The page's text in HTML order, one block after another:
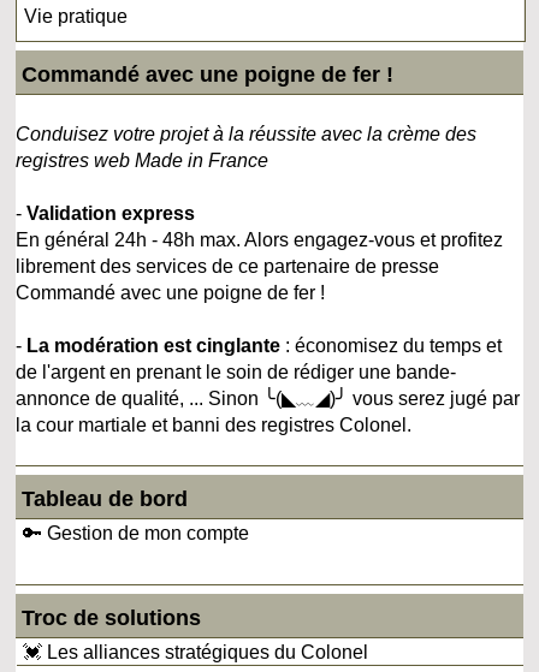
Vie pratique
Commandé avec une poigne de fer !
Conduisez votre projet à la réussite avec la crème des
registres web Made in France
-Validation express
En général 24h - 48h max. Alors engagez-vous et profitez
librement des services de ce partenaire de presse
Commandé avec une poigne de fer !
- La modération est cinglante : économisez du temps et
de l'argent en prenant le soin de rédiger une bande-
annonce de qualité, ... Sinon ╰(◣﹏◢)╯ vous serez jugé par
la cour martiale et banni des registres Colonel.
Tableau de bord
🔑 Gestion de mon compte
Troc de solutions
💓 Les alliances stratégiques du Colonel